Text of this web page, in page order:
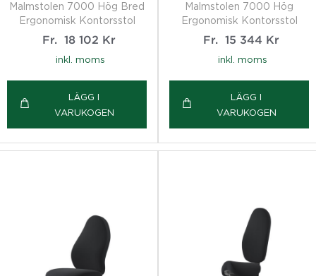
Malmstolen 7000 Hög Bred
Ergonomisk Kontorsstol
Fr.
18 102 Kr
inkl. moms
LÄGG I
VARUKOGEN
Malmstolen 7000 Hög
Ergonomisk Kontorsstol
Fr.
15 344 Kr
inkl. moms
LÄGG I
VARUKOGEN